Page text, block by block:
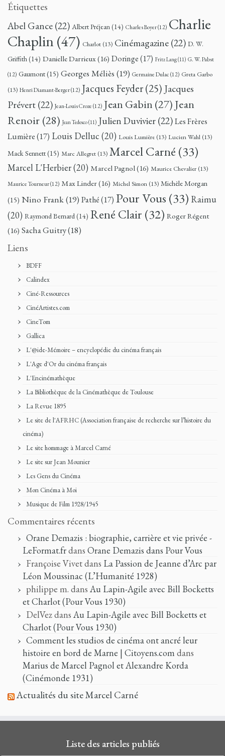
Étiquettes
Abel Gance(22) Albert Préjean(14) Charles Boyer(12) Charlie
Chaplin(47) Charlot (13) Cinémagazine(22) D. W.
Griffith(14) Danielle Darrieux(16) Doringe(17) Fritz Lang(11) G. W. Pabst
(12) Gaumont(15) Georges Méliès (19) Germaine Dulac (12) Greta Garbo
(13) Henri Diamant-Berger(12) Jacques Feyder(25) Jacques
Prévert(22) Jean-Louis Croze (12) Jean Gabin (27) Jean
Renoir (28) Jean Tedesco(11) Julien Duvivier(22)Les Frères
Lumière(17) Louis Delluc (20) Louis Lumière (13) Lucien Wahl (13)
Mack Sennett(15) Marc Allegret (13) Marcel Carné (33)
Marcel L'Herbier(20) Marcel Pagnol(16) Maurice Chevalier (13)
Maurice Tourneur(12) Max Linder(16) Michel Simon (13) Michèle Morgan
(15) Nino Frank(19) Pathé(17) Pour Vous (33) Raimu
(20) Raymond Bernard(14) René Clair (32) Roger Régent
(16) Sacha Guitry(18)
Liens
BDFF
Calindex
Ciné-Ressources
CinéArtistes.com
CineTom
Gallica
L'@ide-Mémoire – encyclopédie du cinéma français
L'Age d'Or du cinéma français
L'Encinémathèque
La Bibliothèque de la Cinémathèque de Toulouse
La Revue 1895
Le site de l'AFRHC (Association française de recherche sur l’histoire du
cinéma)
Le site hommage à Marcel Carné
Le site sur Jean Mounier
Les Gens du Cinéma
Mon Cinéma à Moi
Musique de Film 1928/1945
Commentaires récents
Orane Demazis : biographie, carrière et vie privée -
LeFormat.frdans Orane Demazis dans Pour Vous
Françoise Vivetdans La Passion de Jeanne d’Arc par
Léon Moussinac (L’Humanité 1928)
philippe m. dans Au Lapin-Agile avec Bill Bocketts
et Charlot (Pour Vous 1930)
DelVezdans Au Lapin-Agile avec Bill Bocketts et
Charlot (Pour Vous 1930)
Comment les studios de cinéma ont ancré leur
histoire en bord de Marne | Citoyens.comdans
Marius de Marcel Pagnol et Alexandre Korda
(Cinémonde 1931)
Actualités du site Marcel Carné
Liste des articles publiés